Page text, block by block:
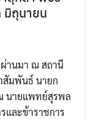
ถุนายน
านมา ณ สถานี
สัมพันธ์ นายก
นายแพทย์สุรพล
และข้าราชการ